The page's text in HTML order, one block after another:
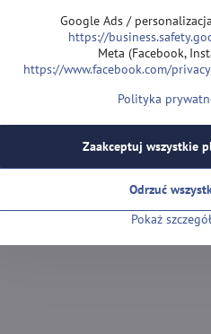
Google Ads /
https://
Meta (Facebook,
https://www.facebook.com/
Polityka
Pokaż
Zaakceptuj wszystkie
Odrzuć